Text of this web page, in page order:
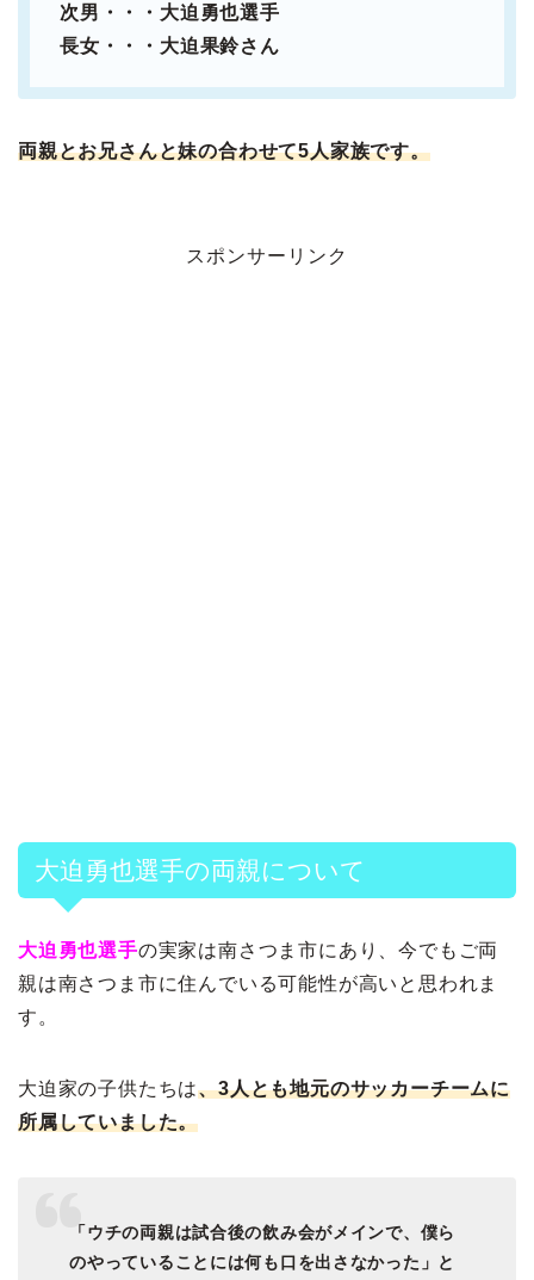
次男・・・大迫勇也選手
長女・・・大迫果鈴さん
両親とお兄さんと妹の合わせて5人家族です。
スポンサーリンク
大迫勇也選手の両親について
大迫勇也選手の実家は南さつま市にあり、今でもご両
親は南さつま市に住んでいる可能性が高いと思われま
す。
大迫家の子供たちは、3人とも地元のサッカーチームに
所属していました。
「ウチの両親は試合後の飲み会がメインで、僕ら
のやっていることには何も口を出さなかった」と